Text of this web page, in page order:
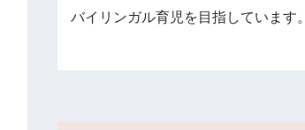
バイリンガル育児を目指しています。